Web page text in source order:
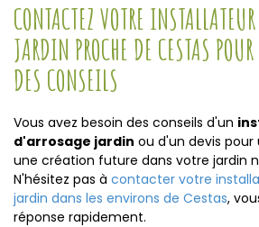
CONTACTEZ VOTRE
JARDIN PROCHE DE CESTAS
DES CONSEILS
Vous avez besoin des conseils d'un
d'arrosage jardin ou d'un devis
une création future dans votre jardin
N'hésitez pas à contacter votre
jardin dans les environs de Cestas,
réponse rapidement.